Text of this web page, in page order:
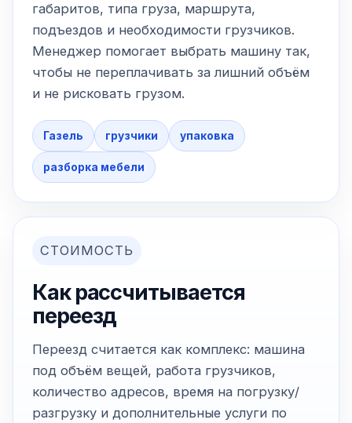
габаритов, типа груза, маршрута,
подъездов и необходимости грузчиков.
Менеджер помогает выбрать машину так,
чтобы не переплачивать за лишний объём
и не рисковать грузом.
Газель грузчики упаковка
разборка мебели
СТОИМОСТЬ
Как рассчитывается
переезд
Переезд считается как комплекс: машина
под объём вещей, работа грузчиков,
количество адресов, время на погрузку/
разгрузку и дополнительные услуги по